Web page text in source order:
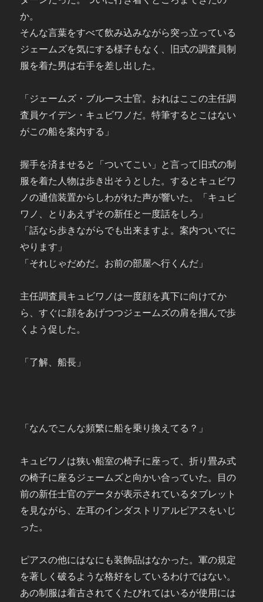
か。
そんな言葉をすべて飲み込みながら突っ立っている
ジェームズを気にする様子もなく、旧式の調査員制
服を着た男は右手を差し出した。
「ジェームズ・ブルース士官。おれはここの主任調
査員ケイデン・キュビワノだ。特筆するとこはない
がこの船を案内する」
握手を済ませると「ついてこい」と言って旧式の制
服を着た人物は歩き出そうとした。するとキュビワ
ノの通信装置からしわがれた声が響いた。「キュビ
ワノ、とりあえずその新任と一度話をしろ」
「話なら歩きながらでも出来ますよ。案内ついでに
やります」
「それじゃだめだ。お前の部屋へ行くんだ」
主任調査員キュビワノは一度顔を真下に向けてか
ら、すぐに顔をあげつつジェームズの肩を掴んで歩
くよう促した。
「了解、船長」
「なんでこんな頻繁に船を乗り換えてる？」
キュビワノは狭い船室の椅子に座って、折り畳み式
の椅子に座るジェームズと向かい合っていた。目の
前の新任士官のデータが表示されているタブレット
を見ながら、左耳のインダストリアルピアスをいじ
った。
ピアスの他にはなにも装飾品はなかった。軍の規定
を著しく破るような格好をしているわけではない。
あの制服は着古されてくたびれてはいるが使用には